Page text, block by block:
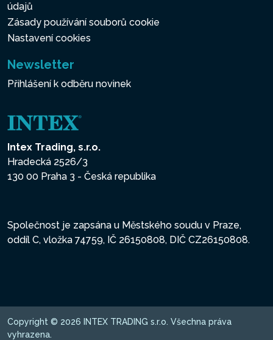
údajů
Zásady používání souborů cookie
Nastavení cookies
Newsletter
Přihlášení k odběru novinek
Intex Trading, s.r.o.
Hradecká 2526/3
130 00 Praha 3 - Česká republika
Společnost je zapsána u Městského soudu v Praze,
oddíl C, vložka 74759, IČ 26150808, DIČ CZ26150808.
Copyright © 2026 INTEX TRADING s.r.o. Všechna práva
vyhrazena.